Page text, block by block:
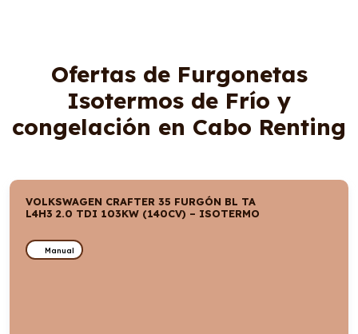
Ofertas de Furgonetas
Isotermos de Frío y
congelación en Cabo Renting
VOLKSWAGEN CRAFTER 35 FURGÓN BL TA
L4H3 2.0 TDI 103KW (140CV) – ISOTERMO
Manual